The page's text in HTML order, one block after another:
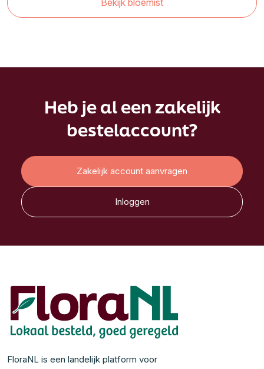
Bekijk bloemist
Heb je al een zakelijk
bestelaccount?
Zakelijk account aanvragen
Inloggen
FloraNL is een landelijk platform voor